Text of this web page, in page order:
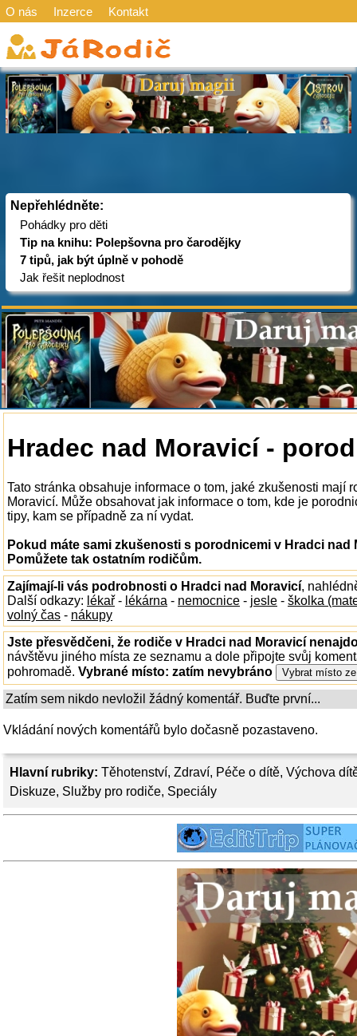
O nás Inzerce Kontakt
Nepřehlédněte:
Pohádky pro děti
Tip na knihu: Polepšovna pro čarodějky
7 tipů, jak být úplně v pohodě
Jak řešit neplodnost
Hlavní rubriky: Těhotenství, Zdraví, Péče o dítě, Výchova
Diskuze, Služby pro rodiče, Speciály
Hradec nad Moravicí -
Tato stránka obsahuje informace o tom, jaké zkušenosti mají
Moravicí. Může obsahovat jak informace o tom, kde je
tipy, kam se případně za ní vydat.
Pokud máte sami zkušenosti s porodnicemi v Hradci nad
Pomůžete tak ostatním rodičům.
Zajímají-li vás podrobnosti o Hradci nad Moravicí,
Další odkazy: lékař - lékárna - nemocnice - jesle - školka
volný čas - nákupy
Jste přesvědčeni, že rodiče v Hradci nad Moravicí
návštěvu jiného místa ze seznamu a dole připojte svůj
pohromadě. Vybrané místo: zatím nevybráno
Zatím sem nikdo nevložil žádný komentář. Buďte první...
Vkládání nových komentářů bylo dočasně pozastaveno.